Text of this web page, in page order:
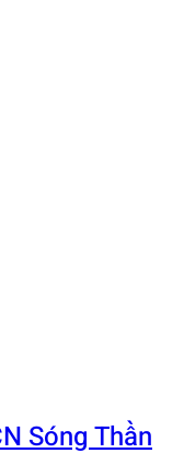
Sóng Thần